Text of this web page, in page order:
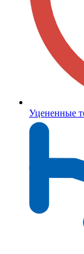
Уцененные